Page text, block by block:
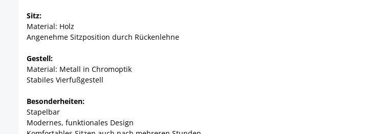
Sitz:
Material: Holz
Angenehme Sitzposition durch Rückenlehne
Gestell:
Material: Metall in Chromoptik
Stabiles Vierfußgestell
Besonderheiten:
Stapelbar
Modernes, funktionales Design